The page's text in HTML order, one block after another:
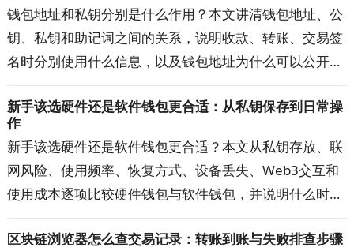
钱包地址和私钥分别是什么作用？本文讲清钱包地址、公
钥、私钥和助记词之间的关系，说明收款、转账、交易签
名时分别使用什么信息，以及钱包地址为什么可以公开、
地址填错、换钱包恢复资产等新手常见问题，帮助你正确
理解加密钱包的运行方式。
新手该选硬件还是软件钱包更合适：从私钥保存到日常操
作
新手该选硬件还是软件钱包更合适？本文从私钥存放、联
网风险、使用频率、恢复方式、设备丢失、Web3交互和
使用成本逐项比较硬件钱包与软件钱包，并说明什么时候
及两者组合使用的方法，帮助你按自己的资金用途和操作
区块链浏览器怎么查交易记录：转账到账与失败排查步骤